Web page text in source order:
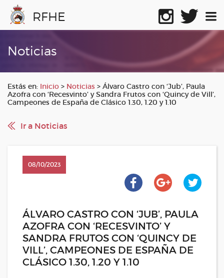
RFHE
Noticias
Estás en: Inicio > Noticias > Álvaro Castro con ‘Jub’, Paula
Azofra con ‘Recesvinto’ y Sandra Frutos con ‘Quincy de Vill’,
Campeones de España de Clásico 1.30, 1.20 y 1.10
Ir a Noticias
08/10/2023
ÁLVARO CASTRO CON ‘JUB’, PAULA
AZOFRA CON ‘RECESVINTO’ Y
SANDRA FRUTOS CON ‘QUINCY DE
VILL’, CAMPEONES DE ESPAÑA DE
CLÁSICO 1.30, 1.20 Y 1.10